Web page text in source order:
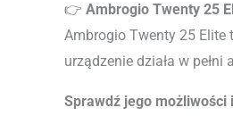
👉 Ambrogio Twenty 25
Ambrogio Twenty 25 Elite
urządzenie działa w
Sprawdź jego